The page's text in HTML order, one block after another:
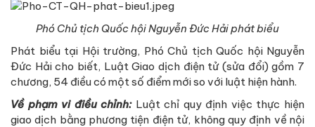
Phó Chủ tịch Quốc hội Nguyễn Đức Hải phát biểu
Phát biểu tại Hội trường, Phó Chủ tịch Quốc hội Nguyễn
Đức Hải cho biết, Luật Giao dịch điện tử (sửa đổi) gồm 7
chương, 54 điều có một số điểm mới so với luật hiện hành.
Về phạm vi điều chỉnh:Luật chỉ quy định việc thực hiện
giao dịch bằng phương tiện điện tử, không quy định về nội